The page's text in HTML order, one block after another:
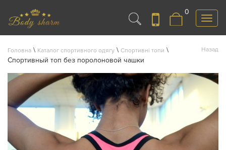
Меню
0
Назад
Головна \ Каталог спортивного одягу \ Спортивні топи \
Спортивный топ без поролоновой чашки